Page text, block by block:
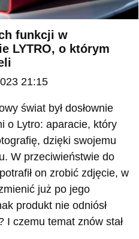
funkcji w
LYTRO, o którym
21:15
świat był dosłownie
o Lytro: aparacie, który
dzięki swojemu
W przeciwieństwie do
on zrobić zdjęcie, w
już po jego
produkt nie odniósł
I czemu temat znów stał